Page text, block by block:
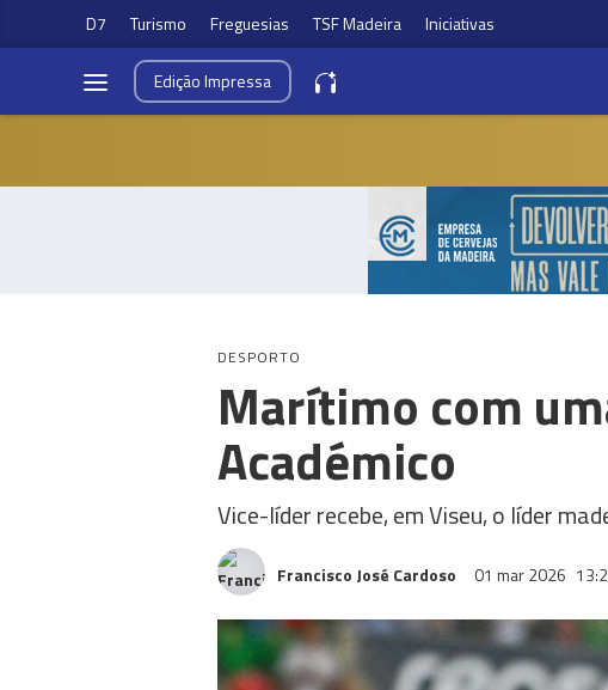
D7 Turismo Freguesias TSF Madeira Iniciativas
EdiçãoImpressa
DESPORTO
Marítimo com
Académico
Vice-líder recebe, em Viseu, o líder
Francisco José Cardoso 01 mar 2026